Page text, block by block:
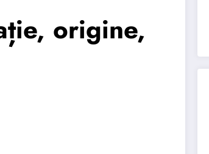
origine,